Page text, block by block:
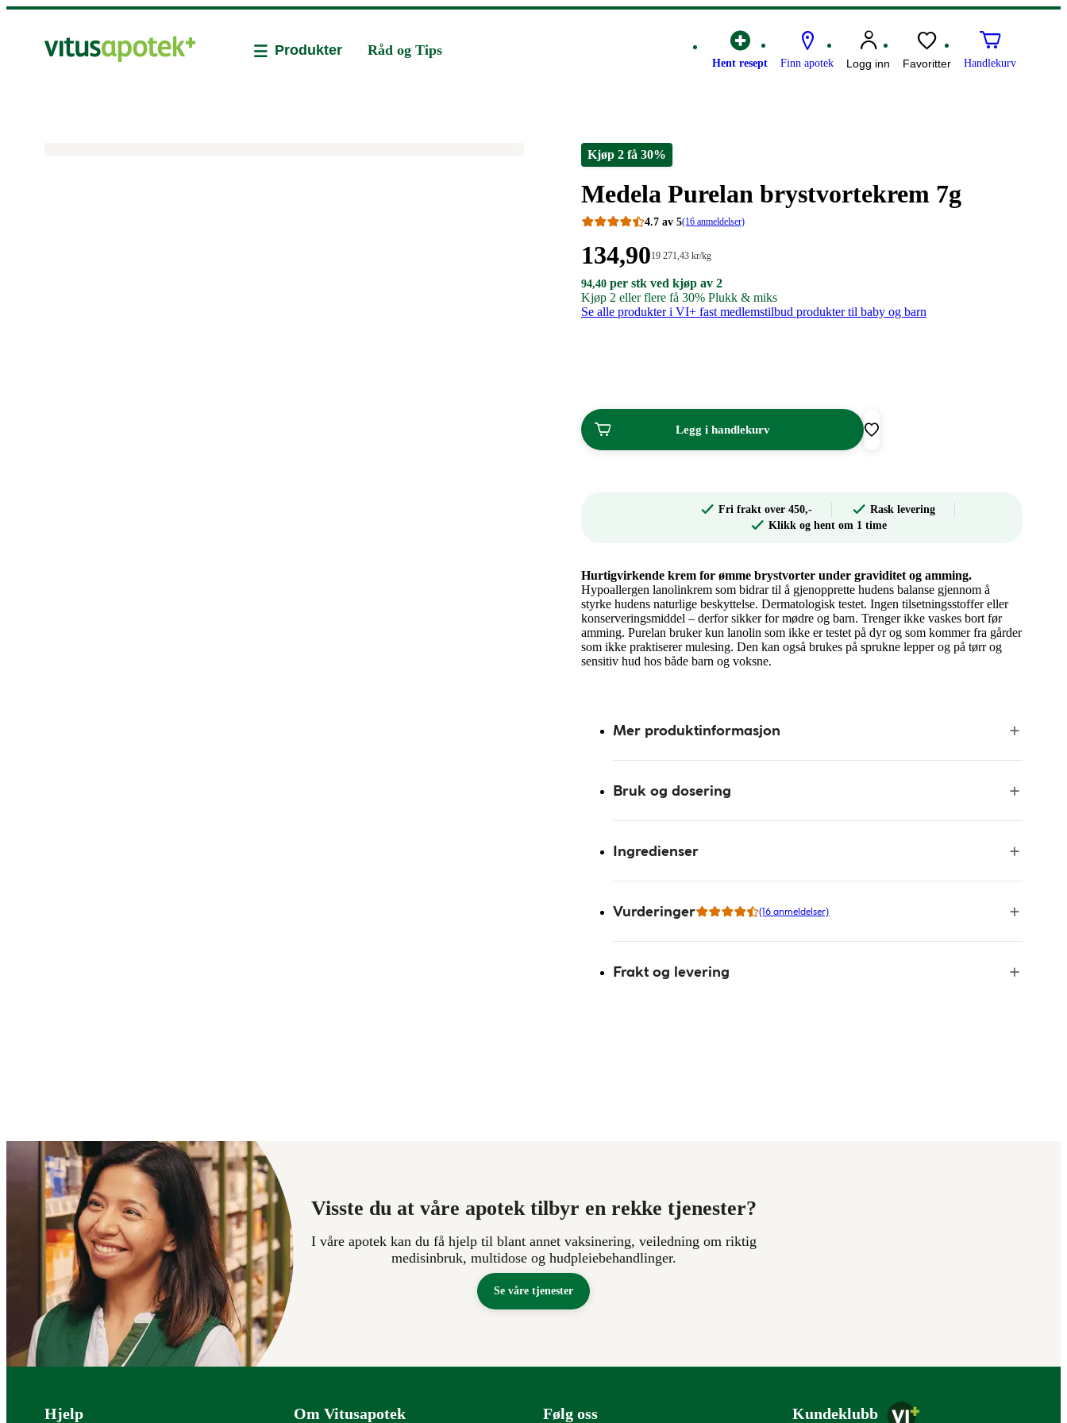
Hent resept Finn apotek Logg inn Favoritter Handlekurv
Produkter Råd og Tips
Kjøp 2 få 30%
Medela Purelan brystvortekrem 7g
4.7 av 5(16 anmeldelser)
Pris:
134,90
kroner.
134,90Stykkpris:
271,43/kg
kroner.
19 271,43 kr/kg
94,40
kroner
per
94,40
kroner.
94,40 per stk ved kjøp av 2
Kjøp 2 eller flere få 30% Plukk & miks
Se alle produkter i VI+ fast medlemstilbud produkter til baby og barn
Legg i handlekurv
Fri frakt over 450,-
Rask levering
Klikk og hent om 1 time
Hurtigvirkende krem for ømme brystvorter under graviditet og amming.
Hypoallergen lanolinkrem som bidrar til å gjenopprette hudens balanse gjennom å
styrke hudens naturlige beskyttelse. Dermatologisk testet. Ingen tilsetningsstoffer eller
konserveringsmiddel – derfor sikker for mødre og barn. Trenger ikke vaskes bort før
amming. Purelan bruker kun lanolin som ikke er testet på dyr og som kommer fra gårder
som ikke praktiserer mulesing. Den kan også brukes på sprukne lepper og på tørr og
sensitiv hud hos både barn og voksne.
Mer produktinformasjon
Bruk og dosering
Ingredienser
Vurderinger (16 anmeldelser)
Frakt og levering
Visste du at våre apotek tilbyr en rekke tjenester?
I våre apotek kan du få hjelp til blant annet vaksinering, veiledning om riktig
medisinbruk, multidose og hudpleiebehandlinger.
Se våre tjenester
Bunntekst
Hjelp Om Vitusapotek Følg oss Kundeklubb